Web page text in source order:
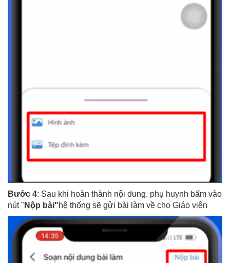
Bước 4: Sau khi hoàn thành nội dung, phụ huynh bấm vào
nút " Nộp bài"hệ thống sẽ gửi bài làm về cho Giáo viên